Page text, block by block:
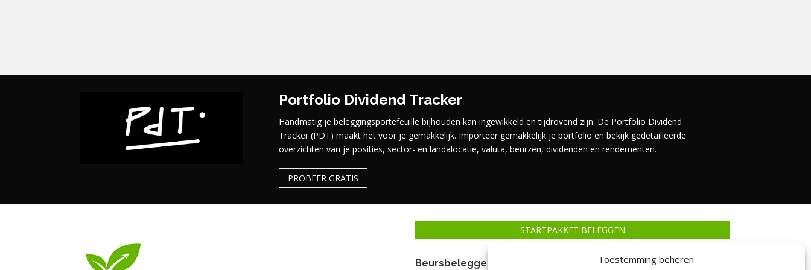
Toestemming beheren
Portfolio Dividend Tracker
Handmatig je beleggingsportefeuille bijhouden kan ingewikkeld en tijdrovend zijn. De Portfolio Dividend
Tracker (PDT) maakt het voor je gemakkelijk. Importeer gemakkelijk je portfolio en bekijk gedetailleerde
overzichten van je posities, sector- en landalocatie, valuta, beurzen, dividenden en rendementen.
PROBEER GRATIS
STARTPAKKET BELEGGEN
Beursbelegger Voorwaarden